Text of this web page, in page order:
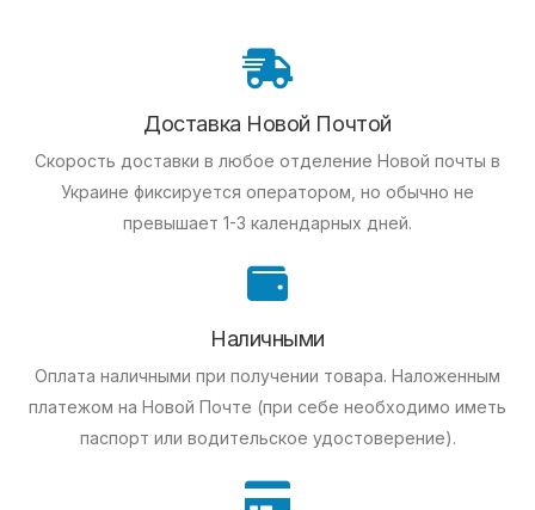
Доставка Новой Почтой
Скорость доставки в любое отделение Новой почты в
Украине фиксируется оператором, но обычно не
превышает 1-3 календарных дней.
Наличными
Оплата наличными при получении товара. Наложенным
платежом на Новой Почте (при себе необходимо иметь
паспорт или водительское удостоверение).